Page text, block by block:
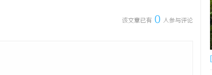
该文章已有 0 人参与评论